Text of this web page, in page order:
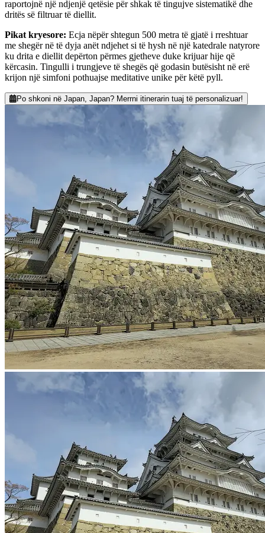
raportojnë një ndjenjë qetësie për shkak të tingujve sistematikë dhe
dritës së filtruar të diellit.
Pikat kryesore: Ecja nëpër shtegun 500 metra të gjatë i rreshtuar
me shegër në të dyja anët ndjehet si të hysh në një katedrale natyrore
ku drita e diellit depërton përmes gjetheve duke krijuar hije që
kërcasin. Tingulli i trungjeve të shegës që godasin butësisht në erë
krijon një simfoni pothuajse meditative unike për këtë pyll.
Po shkoni në Japan, Japan? Merrni itinerarin tuaj të personalizuar!